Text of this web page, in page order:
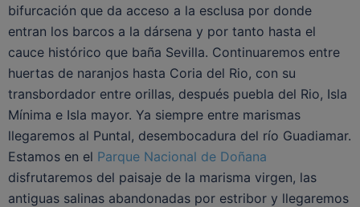
bifurcación que da acceso a la esclusa por donde
entran los barcos a la dársena y por tanto hasta el
cauce histórico que baña Sevilla. Continuaremos entre
huertas de naranjos hasta Coria del Rio, con su
transbordador entre orillas, después puebla del Rio, Isla
Mínima e Isla mayor. Ya siempre entre marismas
llegaremos al Puntal, desembocadura del río Guadiamar.
Estamos en el Parque Nacional de Doñana
disfrutaremos del paisaje de la marisma virgen, las
antiguas salinas abandonadas por estribor y llegaremos